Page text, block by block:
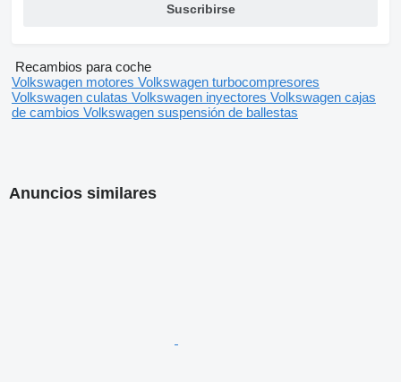
Suscribirse
Recambios para coche
Volkswagen motores Volkswagen turbocompresores
Volkswagen culatas Volkswagen inyectores Volkswagen cajas
de cambios Volkswagen suspensión de ballestas
Anuncios similares